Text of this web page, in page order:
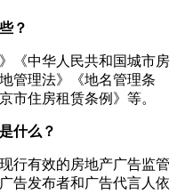
？
中华人民共和国城市房
管理法》《地名管理条
市住房租赁条例》等。
什么？
有效的房地产广告监管
告发布者和广告代言人依